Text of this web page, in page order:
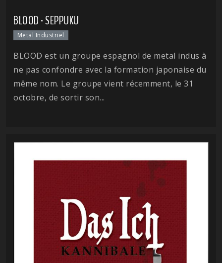
BLOOD - SEPPUKU
Metal Industriel
BLOOD est un groupe espagnol de metal indus à
ne pas confondre avec la formation japonaise du
même nom. Le groupe vient récemment, le 31
octobre, de sortir son...